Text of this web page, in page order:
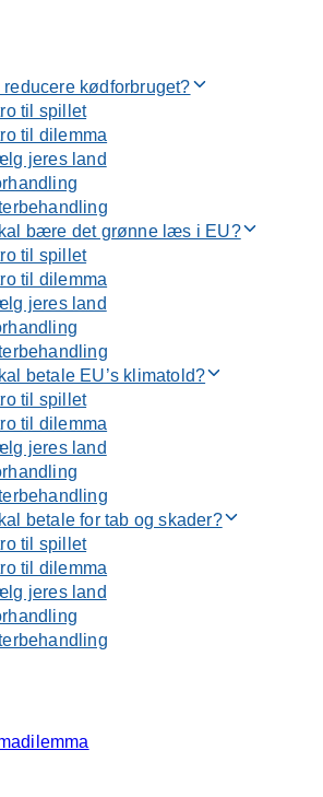
reducere kødforbruget?
til spillet
til dilemma
jeres land
bære det grønne læs i EU?
til spillet
til dilemma
jeres land
betale EU’s klimatold?
til spillet
til dilemma
jeres land
betale for tab og skader?
til spillet
til dilemma
jeres land